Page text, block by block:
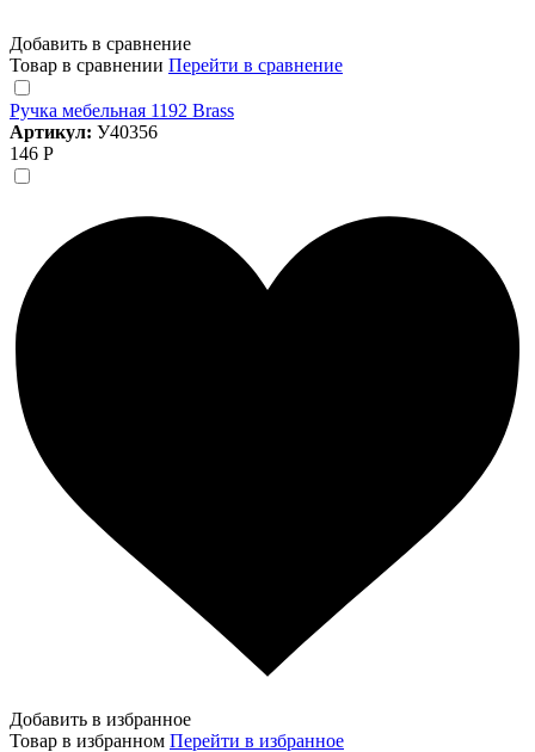
Добавить в сравнение
Товар в сравнении Перейти в сравнение
Ручка мебельная 1192 Brass
Артикул: У40356
146 Р
Добавить в избранное
Товар в избранном Перейти в избранное